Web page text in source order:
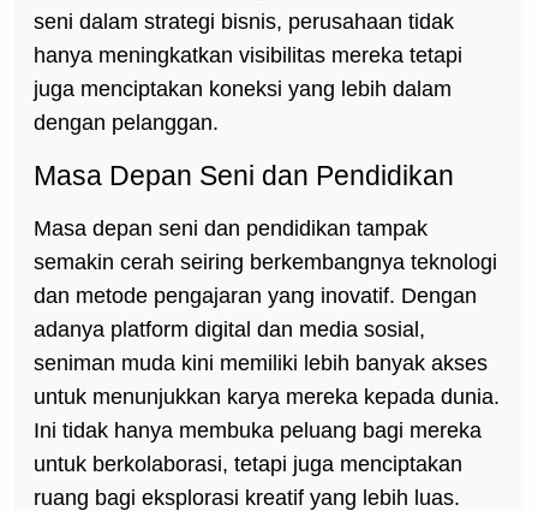
seni dalam strategi bisnis, perusahaan tidak
hanya meningkatkan visibilitas mereka tetapi
juga menciptakan koneksi yang lebih dalam
dengan pelanggan.
Masa Depan Seni dan Pendidikan
Masa depan seni dan pendidikan tampak
semakin cerah seiring berkembangnya teknologi
dan metode pengajaran yang inovatif. Dengan
adanya platform digital dan media sosial,
seniman muda kini memiliki lebih banyak akses
untuk menunjukkan karya mereka kepada dunia.
Ini tidak hanya membuka peluang bagi mereka
untuk berkolaborasi, tetapi juga menciptakan
ruang bagi eksplorasi kreatif yang lebih luas.